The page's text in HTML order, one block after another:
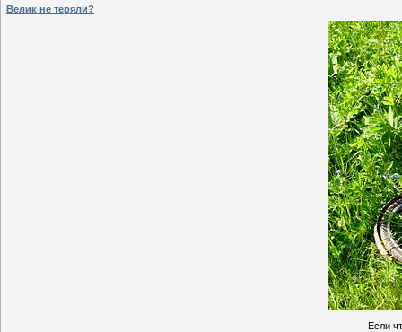
Велик не теряли?
Если